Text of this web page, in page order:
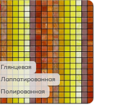
Глянцевая
Лаппатированная
Полированная